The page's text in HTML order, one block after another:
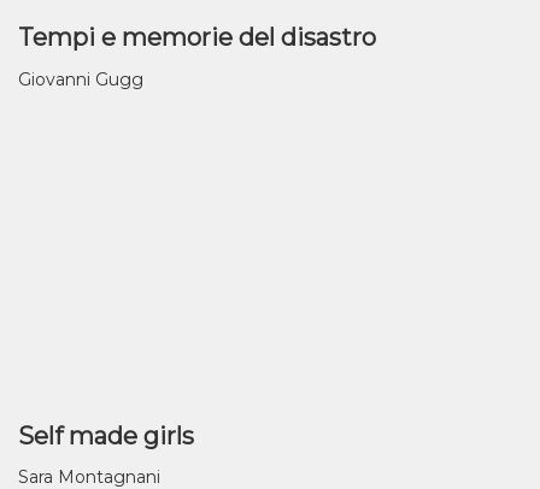
Tempi e memorie del disastro
Giovanni Gugg
Self made girls
Sara Montagnani